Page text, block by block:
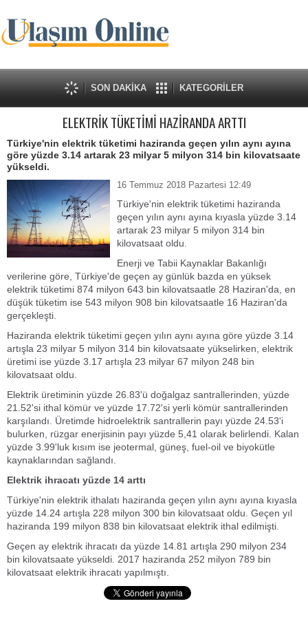
SON DAKİKA KATEGORİLER
ELEKTRİK TÜKETİMİ HAZİRANDA ARTTI
Türkiye'nin elektrik tüketimi haziranda geçen yılın aynı ayına
göre yüzde 3.14 artarak 23 milyar 5 milyon 314 bin kilovatsaate
yükseldi.
16 Temmuz 2018 Pazartesi 12:49
Türkiye'nin elektrik tüketimi haziranda
geçen yılın aynı ayına kıyasla yüzde 3.14
artarak 23 milyar 5 milyon 314 bin
kilovatsaat oldu.
Enerji ve Tabii Kaynaklar Bakanlığı
verilerine göre, Türkiye'de geçen ay günlük bazda en yüksek
elektrik tüketimi 874 milyon 643 bin kilovatsaatle 28 Haziran'da, en
düşük tüketim ise 543 milyon 908 bin kilovatsaatle 16 Haziran'da
gerçekleşti.
Haziranda elektrik tüketimi geçen yılın aynı ayına göre yüzde 3.14
artışla 23 milyar 5 milyon 314 bin kilovatsaate yükselirken, elektrik
üretimi ise yüzde 3.17 artışla 23 milyar 67 milyon 248 bin
kilovatsaat oldu.
Elektrik üretiminin yüzde 26.83'ü doğalgaz santrallerinden, yüzde
21.52'si ithal kömür ve yüzde 17.72'si yerli kömür santrallerinden
karşılandı. Üretimde hidroelektrik santrallerin payı yüzde 24.53'i
bulurken, rüzgar enerjisinin payı yüzde 5,41 olarak belirlendi. Kalan
yüzde 3.99'luk kısım ise jeotermal, güneş, fuel-oil ve biyokütle
kaynaklarından sağlandı.
Elektrik ihracatı yüzde 14 arttı
Türkiye'nin elektrik ithalatı haziranda geçen yılın aynı ayına kıyasla
yüzde 14.24 artışla 228 milyon 300 bin kilovatsaat oldu. Geçen yıl
haziranda 199 milyon 838 bin kilovatsaat elektrik ithal edilmişti.
Geçen ay elektrik ihracatı da yüzde 14.81 artışla 290 milyon 234
bin kilovatsaate yükseldi. 2017 haziranda 252 milyon 789 bin
kilovatsaat elektrik ihracatı yapılmıştı.